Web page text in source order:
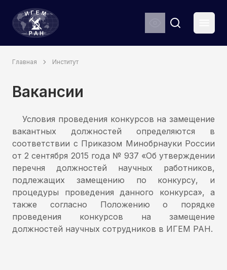
ИГЕМ РАН
Search
Главная Институт
Вакансии
Условия проведения конкурсов на замещение
вакантных должностей определяются в
соответствии с Приказом Минобрнауки России
от 2 сентября 2015 года № 937 «Об утверждении
перечня должностей научных работников,
подлежащих замещению по конкурсу, и
процедуры проведения данного конкурса», а
также согласно Положению о порядке
проведения конкурсов на замещение
должностей научных сотрудников в ИГЕМ РАН.